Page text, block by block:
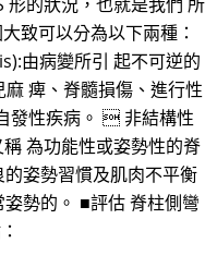
致可以分為以下兩種：
由病變所引 起不可逆的
痺、脊髓損傷、進行性
發性疾病。  非結構性
為功能性或姿勢性的脊
姿勢習慣及肌肉不平衡
勢的。 ■評估 脊柱側彎